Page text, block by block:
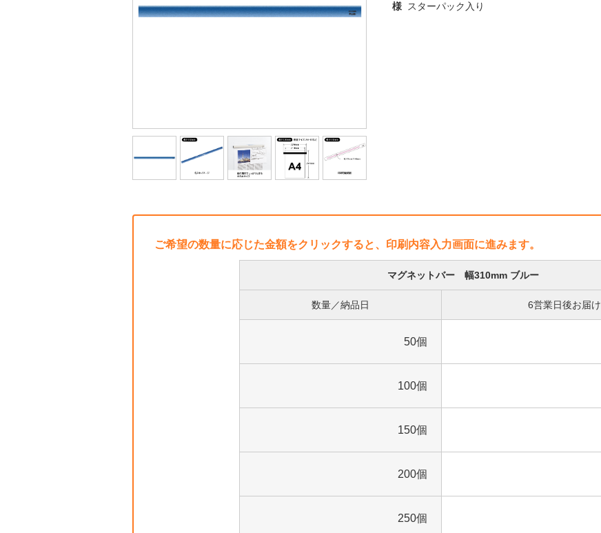
様
スターパック入り
ご希望の数量に応じた金額をクリックすると、印刷内容入力画面に進みます。
マグネットバー 幅310mm ブルー
数量／納品日 6営業日後お届け
50個
100個
150個
200個
250個